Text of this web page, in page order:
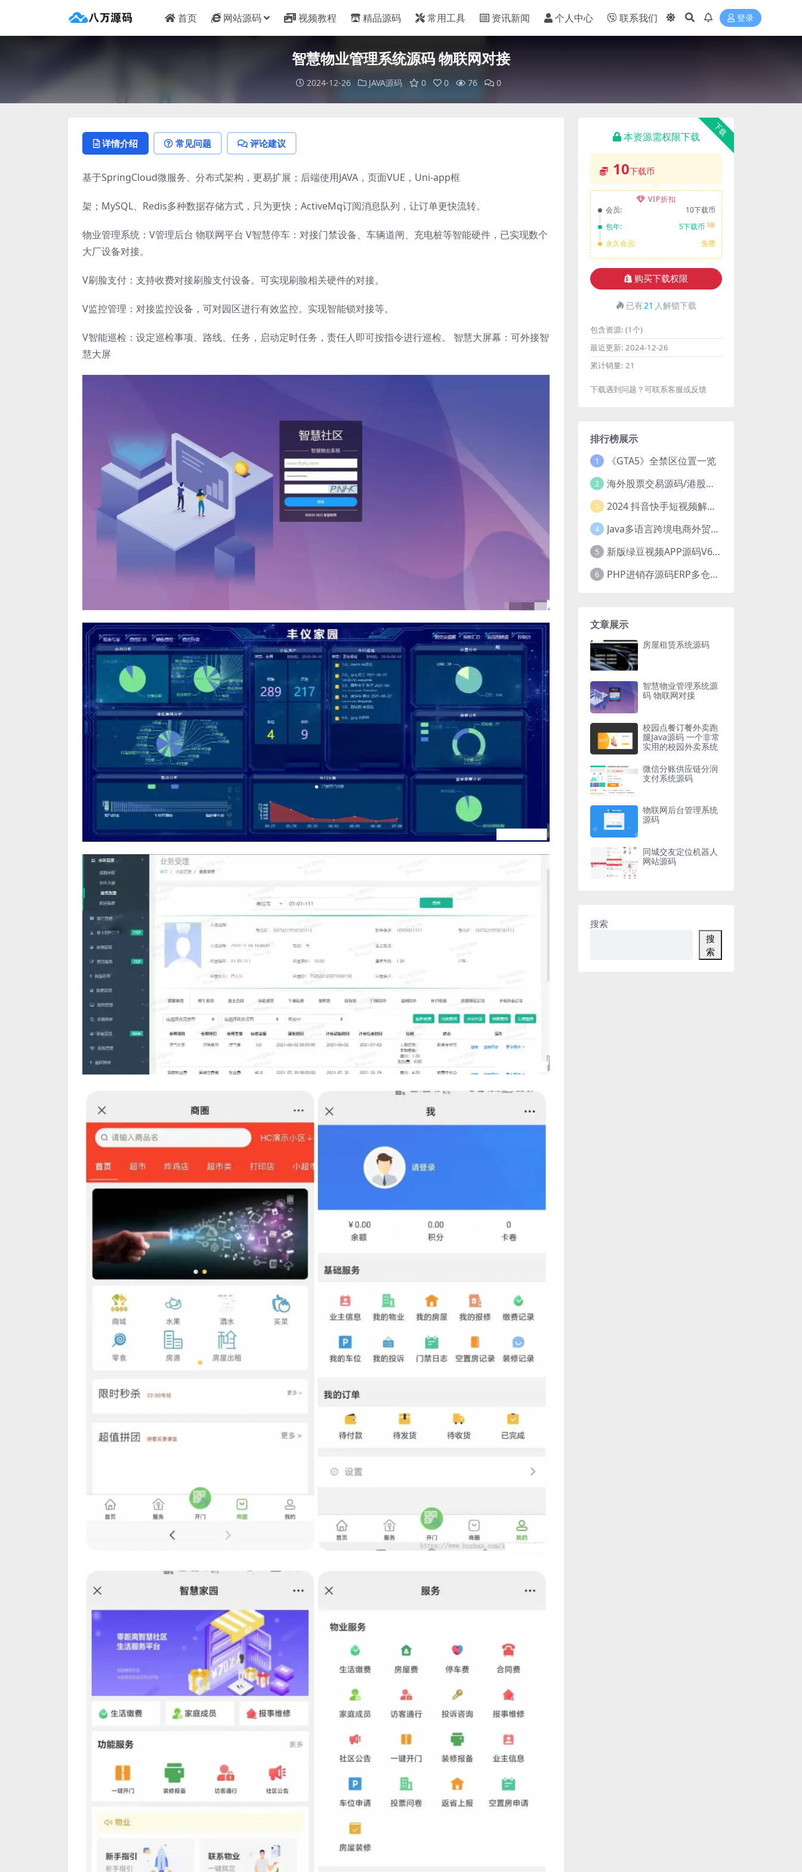
首页 网站源码 视频教程 精品源码 常用工具 资讯新闻 个人中心 联系我们 登录
智慧物业管理系统源码 物联网对接
2024-12-26 JAVA源码 0 0 76 0
详情介绍 常见问题 评论建议
基于SpringCloud微服务、分布式架构，更易扩展；后端使用JAVA，页面VUE，Uni-app框
架；MySQL、Redis多种数据存储方式，只为更快；ActiveMq订阅消息队列，让订单更快流转。
物业管理系统：V管理后台 物联网平台 V智慧停车：对接门禁设备、车辆道闸、充电桩等智能硬件，已实现数个
大厂设备对接。
V刷脸支付：支持收费对接刷脸支付设备。可实现刷脸相关硬件的对接。
V监控管理：对接监控设备，可对园区进行有效监控。实现智能锁对接等。
V智能巡检：设定巡检事项、路线、任务，启动定时任务，责任人即可按指令进行巡检。 智慧大屏幕：可外接智
慧大屏
下载
本资源需权限下载
10下载币
VIP折扣
会员:
10下载币
包年:
5下载币 5折
永久会员: 免费
购买下载权限
已有21 人解锁下载
包含资源: (1个)
最近更新: 2024-12-26
累计销量: 21
下载遇到问题？可联系客服或反馈
排行榜展示
1 《GTA5》全禁区位置一览
2 海外股票交易源码/港股泰股/美股源码/印度股源码/马拉西亚股票源码/国际股票配资
3 2024 抖音快手短视频解析去水印php源码
4 Java多语言跨境电商外贸商城TikToKshop内嵌商城I商家入驻I一键铺
5 新版绿豆视频APP源码V6.6 免授权插件版
6 PHP进销存源码ERP多仓库管理系统 手机版进销存 php网络版进销存小程序
文章展示
房屋租赁系统源码
智慧物业管理系统源
码 物联网对接
校园点餐订餐外卖跑
腿Java源码 一个非常
实用的校园外卖系统
微信分账供应链分润
支付系统源码
物联网后台管理系统
源码
同城交友定位机器人
网站源码
搜索
搜
索